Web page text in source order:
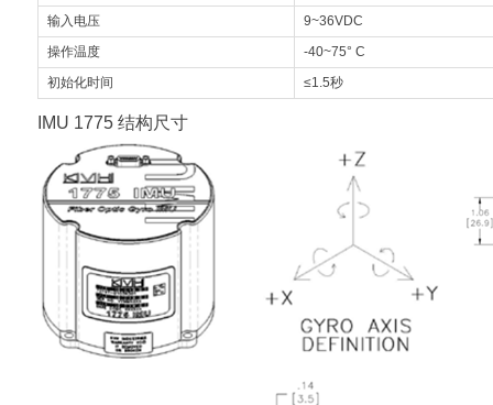
输入电压
9~36VDC
操作温度
-40~75° C
初始化时间
≤1.5秒
IMU 1775 结构尺寸